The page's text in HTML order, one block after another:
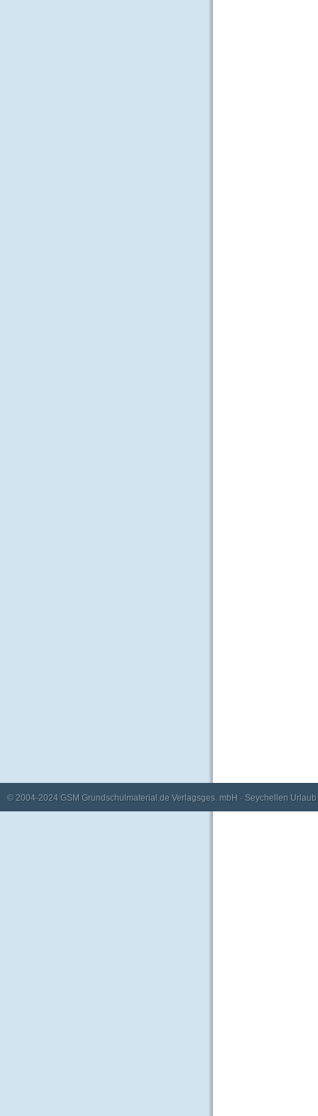
© 2004-2024 GSM Grundschulmaterial.de Verlagsges. mbH · Seychellen Urlaub